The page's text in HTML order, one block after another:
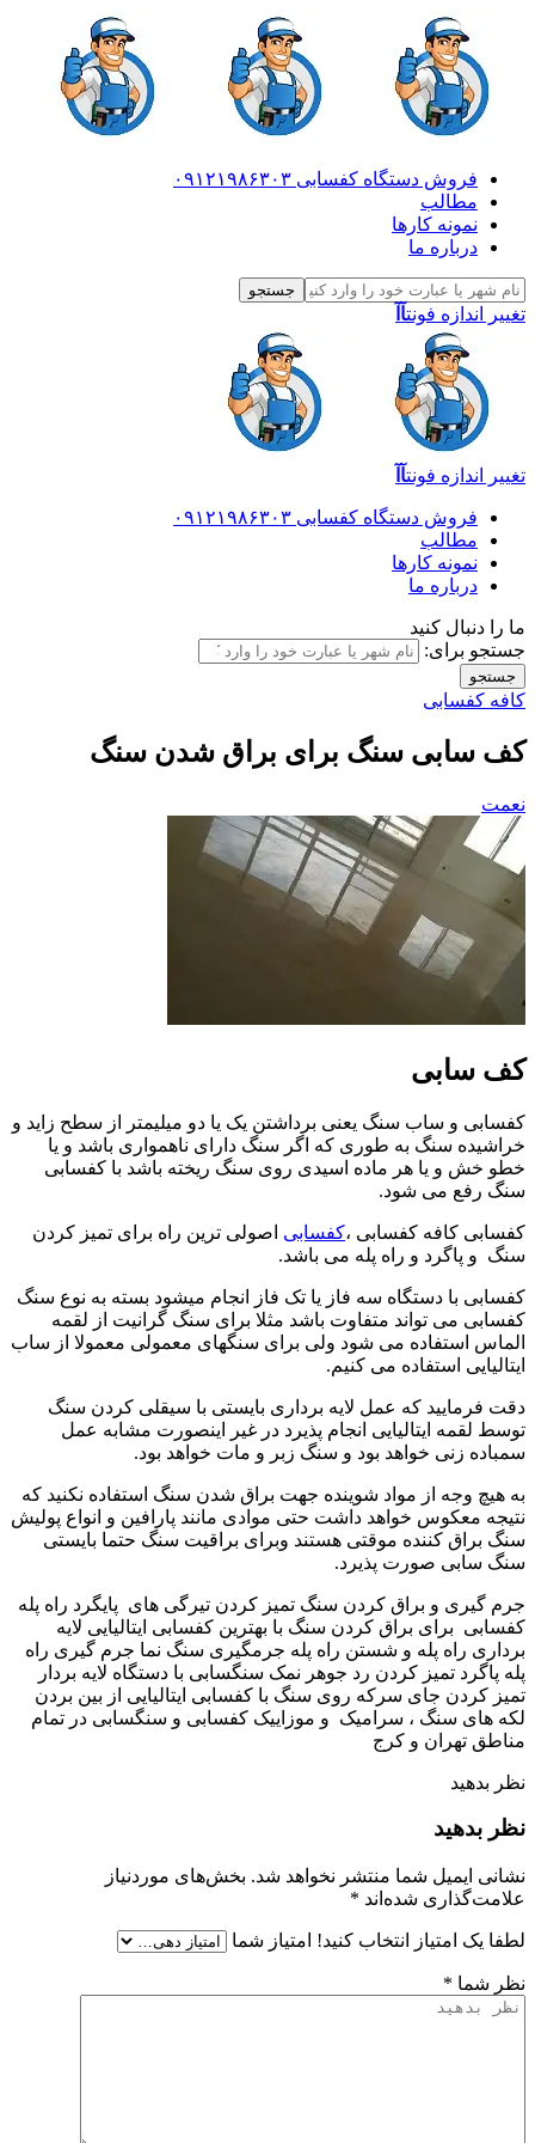
فروش دستگاه کفسابی ۰۹۱۲۱۹۸۶۳۰۳
مطالب
نمونه کارها
درباره ما
تغییر اندازه فونتآآ
تغییر اندازه فونتآآ
فروش دستگاه کفسابی ۰۹۱۲۱۹۸۶۳۰۳
مطالب
نمونه کارها
درباره ما
ما را دنبال کنید
جستجو برای:
کافه کفسابی
کف سابی سنگ برای براق شدن سنگ
نعمت
کف سابی
کفسابی و ساب سنگ یعنی برداشتن یک یا دو میلیمتر از سطح زاید و
خراشیده سنگ به طوری که اگر سنگ دارای ناهمواری باشد و یا
خطو خش و یا هر ماده اسیدی روی سنگ ریخته باشد با کفسابی
سنگ رفع می شود.
کفسابی کافه کفسابی ،‌کفسابی اصولی ترین راه برای تمیز کردن
سنگ و پاگرد و راه پله می باشد.
کفسابی با دستگاه سه فاز یا تک فاز انجام میشود بسته به نوع سنگ
کفسابی می تواند متفاوت باشد مثلا برای سنگ گرانیت از لقمه
الماس استفاده می شود ولی برای سنگهای معمولی معمولا از ساب
ایتالیایی استفاده می کنیم.
دقت فرمایید که عمل لایه برداری بایستی با سیقلی کردن سنگ
توسط لقمه ایتالیایی انجام پذیرد در غیر اینصورت مشابه عمل
سمباده زنی خواهد بود و سنگ زبر و مات خواهد بود.
به هیچ وجه از مواد شوینده جهت براق شدن سنگ استفاده نکنید که
نتیجه معکوس خواهد داشت حتی موادی مانند پارافین و انواع پولیش
سنگ براق کننده موقتی هستند وبرای براقیت سنگ حتما بایستی
سنگ سابی صورت پذیرد.
جرم گیری و براق کردن سنگ تمیز کردن تیرگی های پایگرد راه پله
کفسابی برای براق کردن سنگ با بهترین کفسابی ایتالیایی لایه
برداری راه پله و شستن راه پله جرمگیری سنگ نما جرم گیری راه
پله پاگرد تمیز کردن رد جوهر نمک سنگسابی با دستگاه لایه بردار
تمیز کردن جای سرکه روی سنگ با کفسابی ایتالیایی از بین بردن
لکه های سنگ ، سرامیک و موزاییک کفسابی و سنگسابی در تمام
مناطق تهران و کرج
نظر بدهید
نظر بدهید
نشانی ایمیل شما منتشر نخواهد شد. بخش‌های موردنیاز
علامت‌گذاری شده‌اند *
لطفا یک امتیاز انتخاب کنید! امتیاز شما
نظر شما *